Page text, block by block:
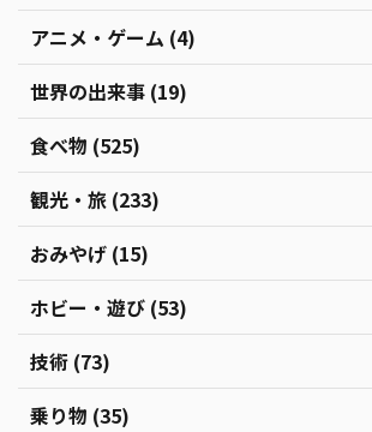
アニメ・ゲーム (4)
世界の出来事 (19)
食べ物 (525)
観光・旅 (233)
おみやげ (15)
ホビー・遊び (53)
技術 (73)
乗り物 (35)